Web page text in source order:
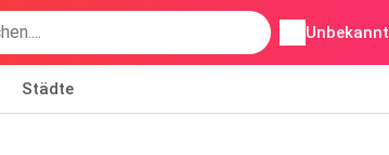
Unbekannt
Städte